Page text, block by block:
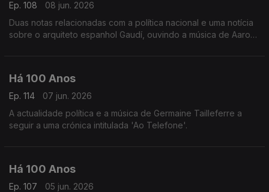
Ep. 108
08 jun. 2026
Duas notas relacionadas com a política nacional e uma notícia
sobre o arquiteto espanhol Gaudí, ouvindo a música de Aaron
Há 100 Anos
Ep. 114
07 jun. 2026
A actualidade política e a música de Germaine Tailleferre a
seguir a uma crónica intitulada 'Ao Telefone'.
Há 100 Anos
Ep. 107
05 jun. 2026